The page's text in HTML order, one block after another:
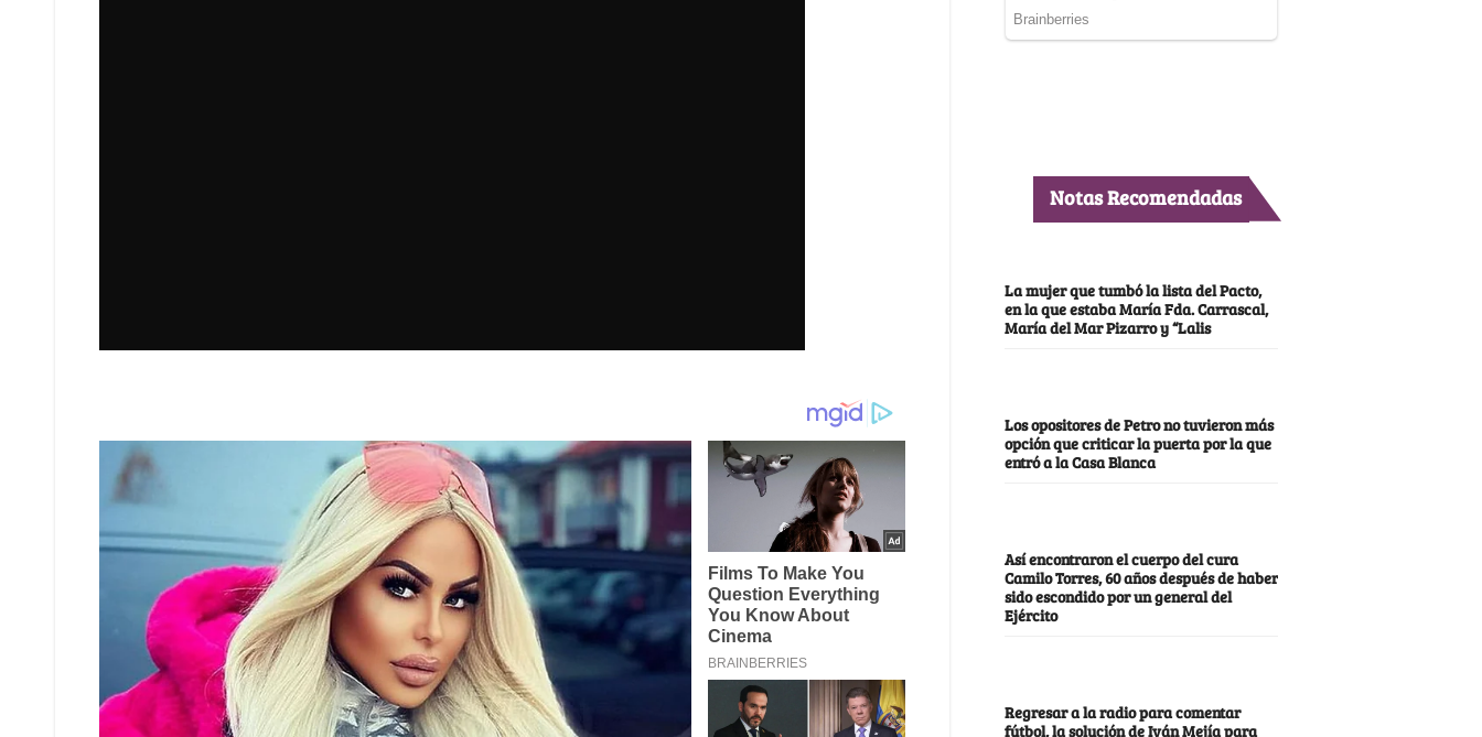
Notas Recomendadas
La mujer que tumbó la lista del Pacto,
en la que estaba María Fda. Carrascal,
María del Mar Pizarro y “Lalis
Los opositores de Petro no tuvieron más
opción que criticar la puerta por la que
entró a la Casa Blanca
Así encontraron el cuerpo del cura
Camilo Torres, 60 años después de haber
sido escondido por un general del
Ejército
Regresar a la radio para comentar
fútbol, la solución de Iván Mejía para